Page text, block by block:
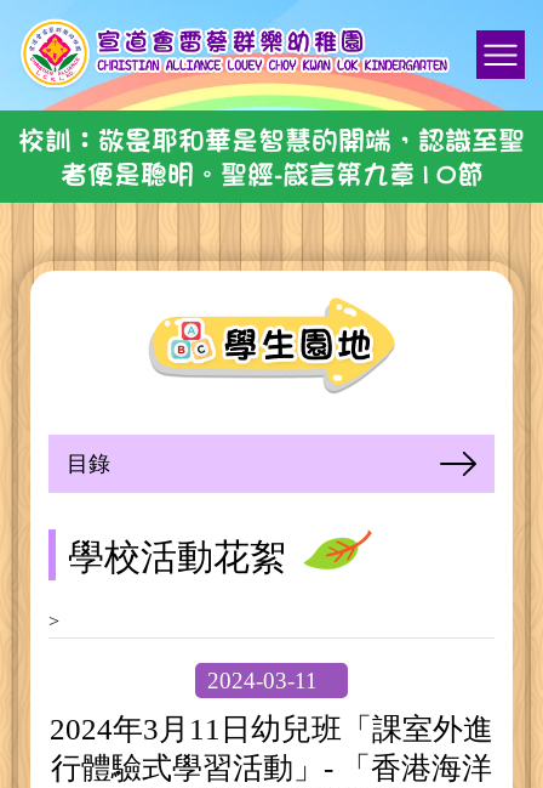
校訓：敬畏耶和華是智慧的開端，認識至聖
者便是聰明。聖經-箴言第九章10節
目錄
學校活動花絮
>
2024-03-11
2024年3月11日幼兒班「課室外進
行體驗式學習活動」- 「香港海洋